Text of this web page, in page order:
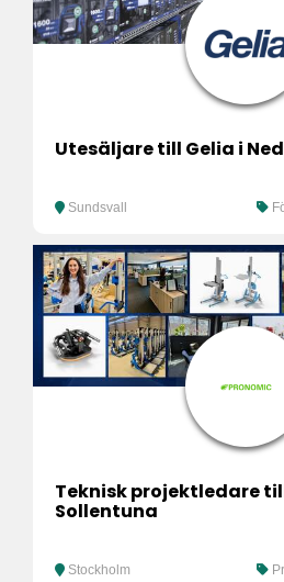
Utesäljare till Gelia i
Sundsvall
Teknisk projektledare
Sollentuna
Stockholm